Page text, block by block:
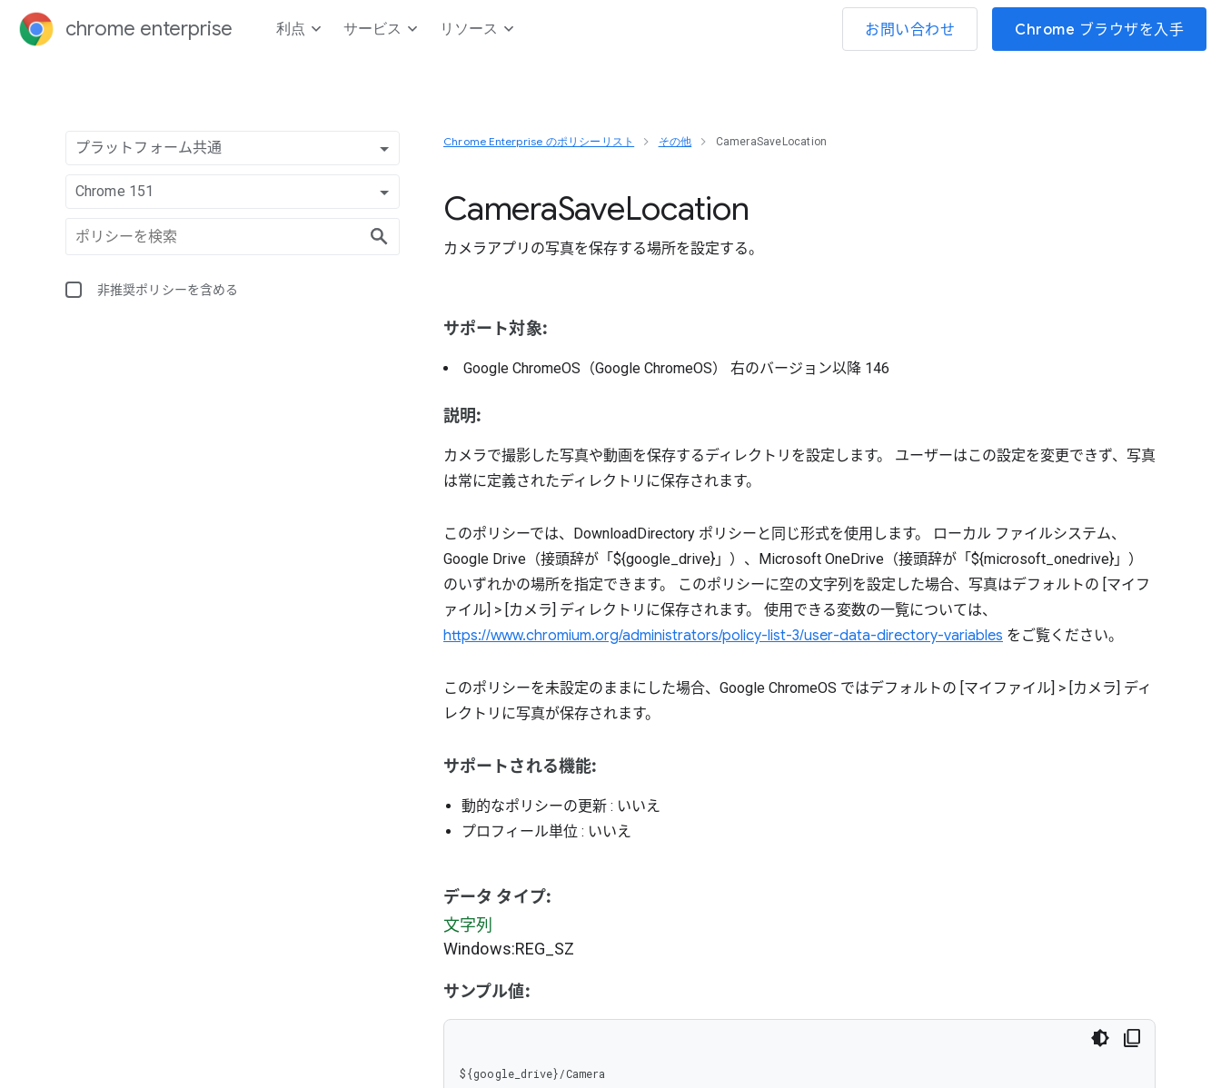
chrome enterprise 利点 サービス リソース お問い合わせ Chrome ブラウザを入手
プラットフォーム共通
Chrome 151
非推奨ポリシーを含める
Chrome Enterprise のポリシーリスト その他 CameraSaveLocation
CameraSaveLocation
カメラアプリの写真を保存する場所を設定する。
サポート対象:
Google ChromeOS（Google ChromeOS） 右のバージョン以降 146
説明:
カメラで撮影した写真や動画を保存するディレクトリを設定します。 ユーザーはこの設定を変更できず、写真
は常に定義されたディレクトリに保存されます。
このポリシーでは、DownloadDirectory ポリシーと同じ形式を使用します。 ローカル ファイルシステム、
Google Drive（接頭辞が「${google_drive}」）、Microsoft OneDrive（接頭辞が「${microsoft_onedrive}」）
のいずれかの場所を指定できます。 このポリシーに空の文字列を設定した場合、写真はデフォルトの [マイフ
ァイル] > [カメラ] ディレクトリに保存されます。 使用できる変数の一覧については、
https://www.chromium.org/administrators/policy-list-3/user-data-directory-variables をご覧ください。
このポリシーを未設定のままにした場合、Google ChromeOS ではデフォルトの [マイファイル] > [カメラ] ディ
レクトリに写真が保存されます。
サポートされる機能:
動的なポリシーの更新 : いいえ
プロフィール単位 : いいえ
データ タイプ:
文字列
Windows:REG_SZ
サンプル値:
${google_drive}/Camera